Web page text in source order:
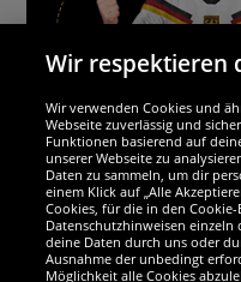
Wir sind
Wir respektieren
Wir verwenden Cookies und
Webseite zuverlässig und
Funktionen basierend auf
unserer Webseite zu
Daten zu sammeln, um dir
einem Klick auf „Alle
Cookies, für die in den
Datenschutzhinweisen einzeln
deine Daten durch uns oder
Ausnahme der unbedingt
Möglichkeit alle Cookies